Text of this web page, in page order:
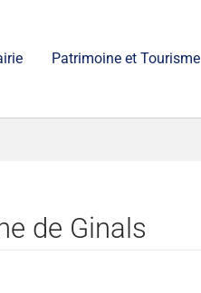
Patrimoine et Tourisme
de Ginals